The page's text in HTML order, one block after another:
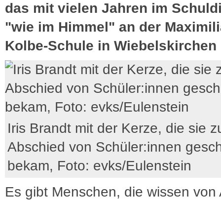
das mit vielen Jahren im
"wie im Himmel" an der
Kolbe-Schule in Wiebelskirchen
Iris Brandt mit der Kerze, die sie
Abschied von Schüler:innen
bekam, Foto: evks/Eulenstein
Es gibt Menschen, die wissen von